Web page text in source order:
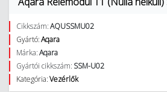
Cikkszám:AQUSSMU02
Gyártó:Aqara
Márka:Aqara
Gyártói cikkszám: SSM-U02
Kategória:Vezérlők